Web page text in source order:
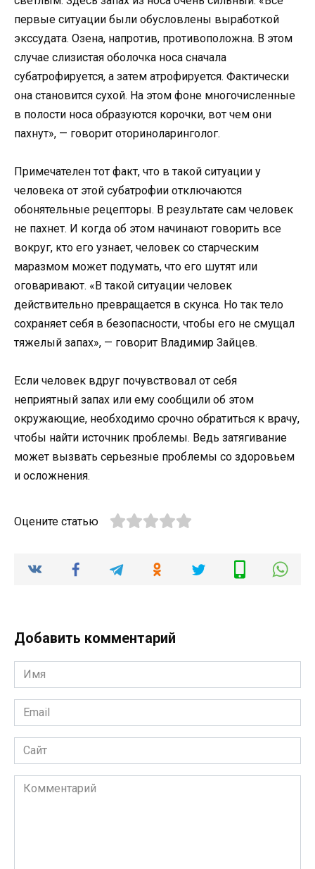
первые ситуации были обусловлены выработкой
экссудата. Озена, напротив, противоположна. В этом
случае слизистая оболочка носа сначала
субатрофируется, а затем атрофируется. Фактически
она становится сухой. На этом фоне многочисленные
в полости носа образуются корочки, вот чем они
пахнут», — говорит оториноларинголог.
Примечателен тот факт, что в такой ситуации у
человека от этой субатрофии отключаются
обонятельные рецепторы. В результате сам человек
не пахнет. И когда об этом начинают говорить все
вокруг, кто его узнает, человек со старческим
маразмом может подумать, что его шутят или
оговаривают. «В такой ситуации человек
действительно превращается в скунса. Но так тело
сохраняет себя в безопасности, чтобы его не смущал
тяжелый запах», — говорит Владимир Зайцев.
Если человек вдруг почувствовал от себя
неприятный запах или ему сообщили об этом
окружающие, необходимо срочно обратиться к врачу,
чтобы найти источник проблемы. Ведь затягивание
может вызвать серьезные проблемы со здоровьем
и осложнения.
Оцените статью
Добавить комментарий
Имя
Email
Сайт
Комментарий